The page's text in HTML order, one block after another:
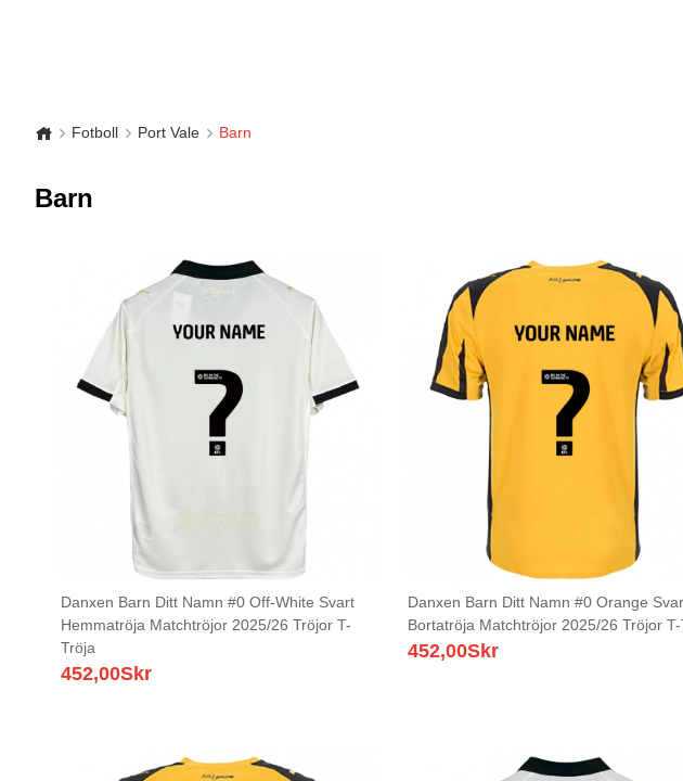
Fotboll Port Vale Barn
Barn
Danxen Barn Ditt Namn #0 Off-White Svart
Hemmatröja Matchtröjor 2025/26 Tröjor T-
Tröja
452,00Skr
Danxen Barn Ditt Namn #0 Orange
Bortatröja Matchtröjor 2025/26 Tröjor T-
452,00Skr